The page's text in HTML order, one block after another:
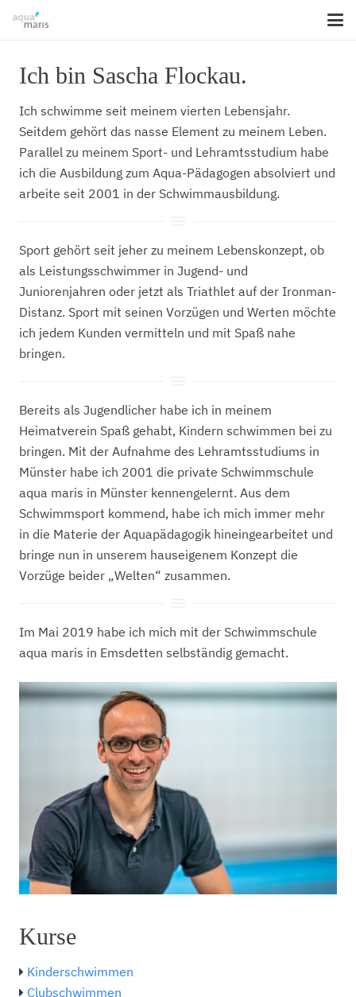
Ich bin Sascha Flockau.
Ich schwimme seit meinem vierten Lebensjahr.
Seitdem gehört das nasse Element zu meinem Leben.
Parallel zu meinem Sport- und Lehramtsstudium habe
ich die Ausbildung zum Aqua-Pädagogen absolviert und
arbeite seit 2001 in der Schwimmausbildung.
Sport gehört seit jeher zu meinem Lebenskonzept, ob
als Leistungsschwimmer in Jugend- und
Juniorenjahren oder jetzt als Triathlet auf der Ironman-
Distanz. Sport mit seinen Vorzügen und Werten möchte
ich jedem Kunden vermitteln und mit Spaß nahe
bringen.
Bereits als Jugendlicher habe ich in meinem
Heimatverein Spaß gehabt, Kindern schwimmen bei zu
bringen. Mit der Aufnahme des Lehramtsstudiums in
Münster habe ich 2001 die private Schwimmschule
aqua maris in Münster kennengelernt. Aus dem
Schwimmsport kommend, habe ich mich immer mehr
in die Materie der Aquapädagogik hineingearbeitet und
bringe nun in unserem hauseigenem Konzept die
Vorzüge beider „Welten“ zusammen.
Im Mai 2019 habe ich mich mit der Schwimmschule
aqua maris in Emsdetten selbständig gemacht.
Kurse
Kinderschwimmen
Clubschwimmen